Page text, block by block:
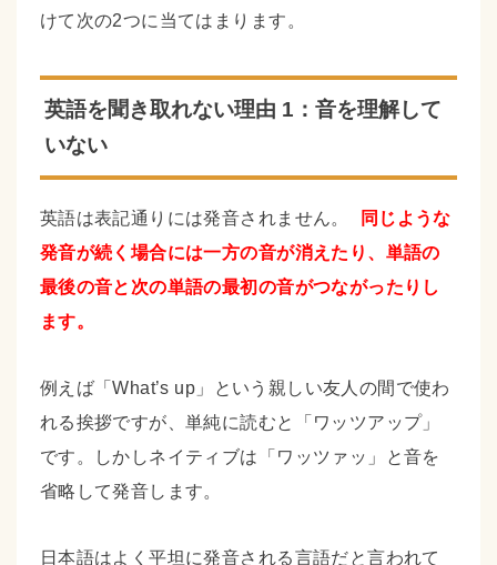
けて次の2つに当てはまります。
英語を聞き取れない理由 1：音を理解して
いない
英語は表記通りには発音されません。
同じような
発音が続く場合には一方の音が消えたり、単語の
最後の音と次の単語の最初の音がつながったりし
ます。
例えば「What’s up」という親しい友人の間で使わ
れる挨拶ですが、単純に読むと「ワッツアップ」
です。しかしネイティブは「ワッツァッ」と音を
省略して発音します。
日本語はよく平坦に発音される言語だと言われて